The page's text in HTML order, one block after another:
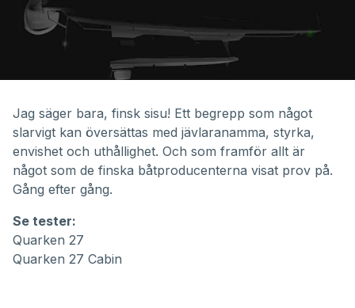
Jag säger bara, finsk sisu! Ett begrepp som något
slarvigt kan översättas med jävlaranamma, styrka,
envishet och uthållighet. Och som framför allt är
något som de finska båtproducenterna visat prov på.
Gång efter gång.
Se tester:
Quarken 27
Quarken 27 Cabin